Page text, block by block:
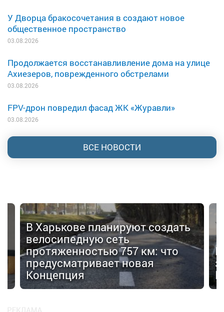
У Дворца бракосочетания в создают новое
общественное пространство
03.08.2026
Продолжается восстанавливление дома на улице
Ахиезеров, поврежденного обстрелами
03.08.2026
FPV-дрон повредил фасад ЖК «Журавли»
03.08.2026
ВСЕ НОВОСТИ
В Харькове планируют создать
велосипедную сеть
протяженностью 757 км: что
предусматривает новая
Концепция